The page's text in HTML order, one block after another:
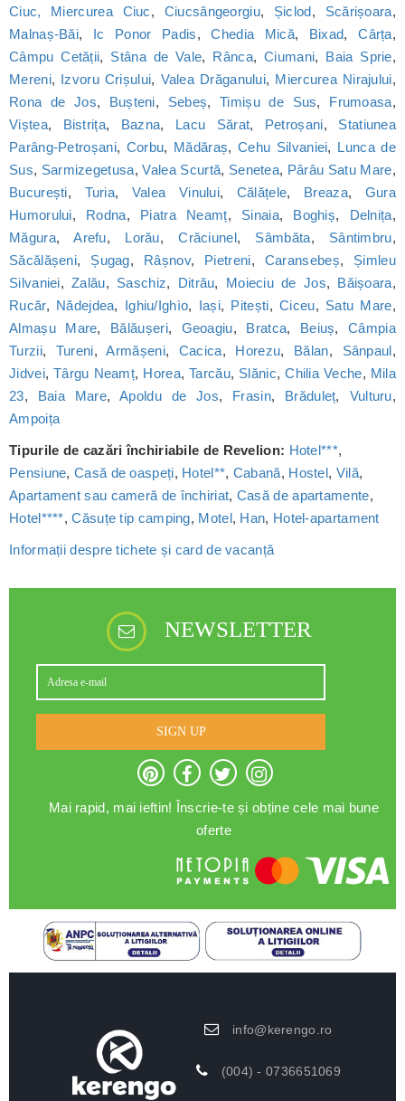
Ciuc, Miercurea Ciuc, Ciucsângeorgiu, Șiclod, Scărișoara,
Malnaș-Băi, Ic Ponor Padis,Chedia Mică, Bixad,Cârța,
Câmpu Cetății, Stâna de Vale, Rânca,Ciumani, Baia Sprie,
Mereni, Izvoru Crișului, Valea Drăganului, Miercurea Nirajului,
Rona de Jos, Bușteni, Sebeș, Timișu de Sus, Frumoasa,
Viștea, Bistrița, Bazna, Lacu Sărat, Petroșani, Statiunea
Parâng-Petroșani, Corbu, Mădăraș, Cehu Silvaniei, Lunca de
Sus, Sarmizegetusa,Valea Scurtă, Senetea, Pârâu Satu Mare,
București, Turia, Valea Vinului, Călățele, Breaza, Gura
Humorului, Rodna, Piatra Neamț, Sinaia, Boghiș, Delnița,
Măgura,Arefu, Lorău,Crăciunel, Sâmbăta, Sântimbru,
Săcălășeni, Șugag, Râșnov, Pietreni, Caransebeș, Șimleu
Silvaniei,Zalău, Saschiz, Ditrău, Moieciu de Jos, Băișoara,
Rucăr, Nădejdea, Ighiu/Ighìo, Iași, Pitești,Ciceu, Satu Mare,
Almașu Mare, Bălăușeri, Geoagiu, Bratca, Beiuș,Câmpia
Turzii, Tureni,Armășeni, Cacica, Horezu, Bălan, Sânpaul,
Jidvei,Târgu Neamț, Horea,Tarcău, Slănic,Chilia Veche, Mila
23, Baia Mare,Apoldu de Jos, Frasin, Brăduleț, Vulturu,
Ampoița
Tipurile de cazări închiriabile de Revelion: Hotel***,
Pensiune,Casă de oaspeți, Hotel**, Cabană, Hostel, Vilă,
Apartament sau cameră de închiriat, Casă de apartamente,
Hotel****,Căsuțe tip camping, Motel, Han, Hotel-apartament
Informații despre tichete și card de vacanță
NEWSLETTER
SIGN UP
Mai rapid, mai ieftin! Înscrie-te și obține cele mai bune
oferte
info@kerengo.ro
(004) - 0736651069